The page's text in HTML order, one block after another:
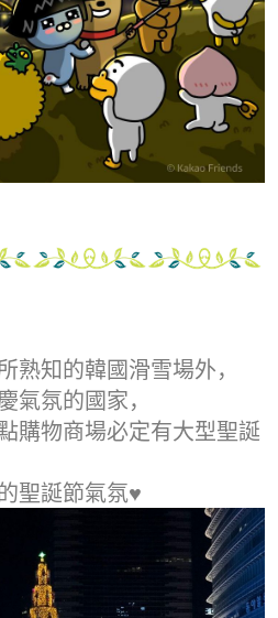
熟知的韓國滑雪場外，
氣氛的國家，
購物商場必定有大型聖誕
聖誕節氣氛♥